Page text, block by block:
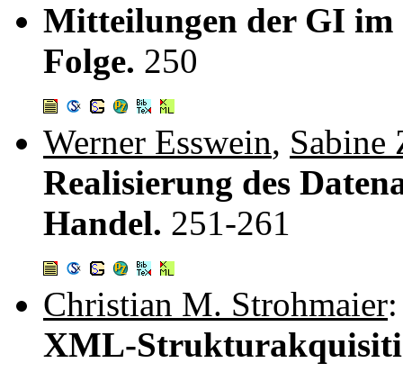
Mitteilungen der GI
Folge. 250
Werner Esswein, Sabine
Realisierung des
Handel. 251-261
Christian M. Strohmaier:
XML-